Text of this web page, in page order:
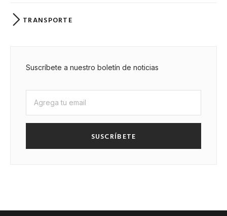
TRANSPORTE
Suscríbete a nuestro boletín de noticias
SUSCRÍBETE